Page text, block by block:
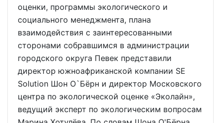
оценки, программы экологического и
социального менеджмента, плана
взаимодействия с заинтересованными
сторонами собравшимся в администрации
городского округа Певек представили
директор южноафриканской компании SE
Solution Шон O`Бёрн и директор Московского
центра по экологической оценке «Эколайн»,
ведущий эксперт по экологическим вопросам